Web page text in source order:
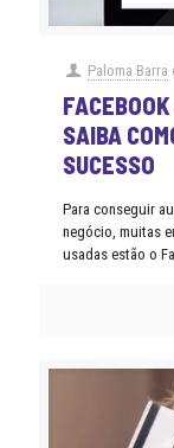
Paloma Barra
SAIBA
SUCESSO
Para conseguir
negócio, muitas
usadas estão o